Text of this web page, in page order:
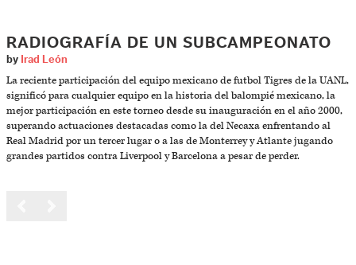
RADIOGRAFÍA DE UN SUBCAMPEONATO
by Irad León
La reciente participación del equipo mexicano de futbol Tigres de la UANL,
significó para cualquier equipo en la historia del balompié mexicano, la
mejor participación en este torneo desde su inauguración en el año 2000,
superando actuaciones destacadas como la del Necaxa enfrentando al
Real Madrid por un tercer lugar o a las de Monterrey y Atlante jugando
grandes partidos contra Liverpool y Barcelona a pesar de perder.